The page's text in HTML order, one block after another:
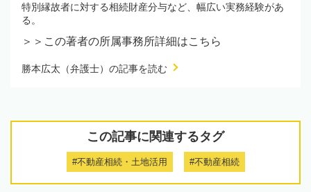
特別縁故者に対する相続財産分与など、幅広い実務経験があ
る。
＞＞この著者の所属事務所詳細はこちら
勝本広太（弁護士）の記事を読む
この記事に関連するタグ
#不動産相続・土地活用 #不動産相続